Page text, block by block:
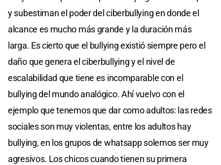
y subestiman el poder del ciberbullying en donde el
alcance es mucho más grande y la duración más
larga. Es cierto que el bullying existió siempre pero el
daño que genera el ciberbullying y el nivel de
escalabilidad que tiene es incomparable con el
bullying del mundo analógico. Ahí vuelvo con el
ejemplo que tenemos que dar como adultos: las redes
sociales son muy violentas, entre los adultos hay
bullying, en los grupos de whatsapp solemos ser muy
agresivos. Los chicos cuando tienen su primera